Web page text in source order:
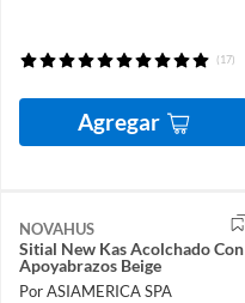
(17)
Agregar
NOVAHUS
Sitial New Kas Acolchado Con
Apoyabrazos Beige
Por ASIAMERICA SPA